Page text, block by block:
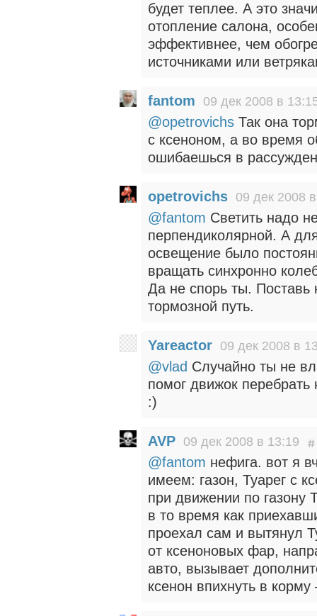
будет теплее. А это
отопление салона,
эффективнее, чем
источниками или
fantom 09 дек 2008 в
@opetrovichs Так она
с ксеноном, а во время
ошибаешься в
opetrovichs 09 дек 2008
@fantom Светить надо
перпендиколярной. А
освещение было
вращать синхронно
Да не спорь ты. Поставь
тормозной путь.
Yareactor 09 дек 2008 в
@vlad Случайно ты не
помог движок перебрать
:)
AVP 09 дек 2008 в 13:19
@fantom нефига. вот я
имеем: газон, Туарег с
при движении по газону
в то время как
проехал сам и вытянул
от ксеноновых фар,
авто, вызывает
ксенон впихнуть в